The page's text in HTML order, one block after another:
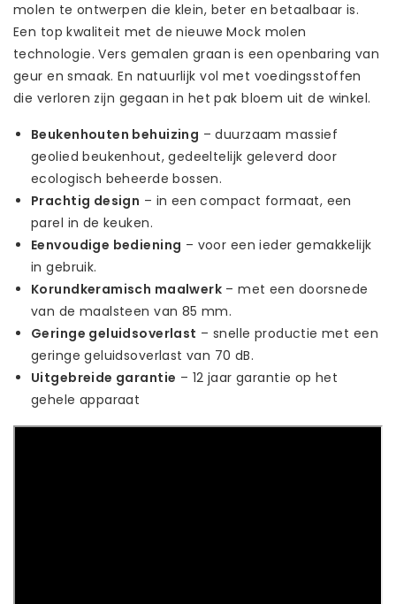
molen te ontwerpen die klein, beter en betaalbaar is.
Een top kwaliteit met de nieuwe Mock molen
technologie. Vers gemalen graan is een openbaring van
geur en smaak. En natuurlijk vol met voedingsstoffen
die verloren zijn gegaan in het pak bloem uit de winkel.
Beukenhouten behuizing – duurzaam massief
geolied beukenhout, gedeeltelijk geleverd door
ecologisch beheerde bossen.
Prachtig design – in een compact formaat, een
parel in de keuken.
Eenvoudige bediening – voor een ieder gemakkelijk
in gebruik.
Korundkeramisch maalwerk – met een doorsnede
van de maalsteen van 85 mm.
Geringe geluidsoverlast – snelle productie met een
geringe geluidsoverlast van 70 dB.
Uitgebreide garantie – 12 jaar garantie op het
gehele apparaat